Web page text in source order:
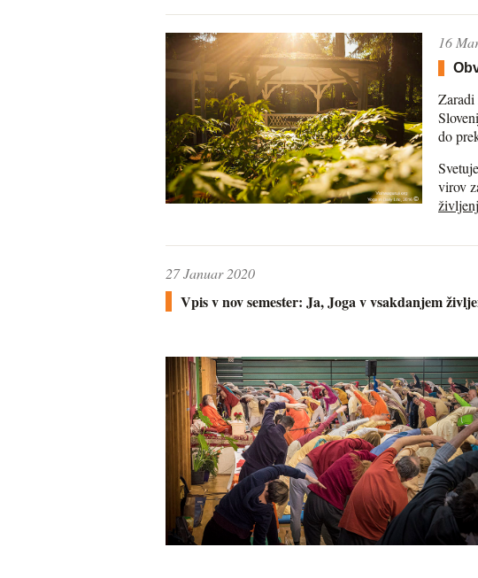
16
Zaradi
do
virov
27 Januar 2020
Vpis v nov semester: Ja, Joga v vsakdanjem